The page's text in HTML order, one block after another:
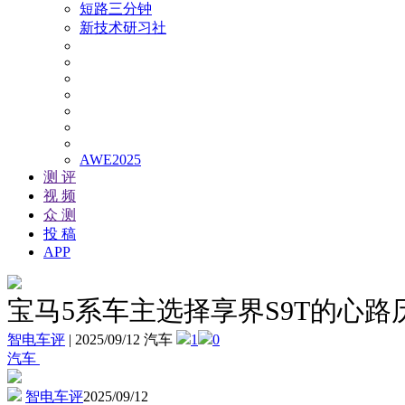
短路三分钟
新技术研习社
AWE2025
测 评
视 频
众 测
投 稿
APP
宝马5系车主选择享界S9T的心路
智电车评 | 2025/09/12 汽车 1
0
汽车
智电车评2025/09/12